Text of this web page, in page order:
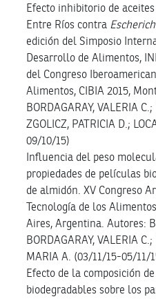
Efecto inhibitorio de
Entre Ríos contra
edición del Simposio
Desarrollo de Alimentos,
del Congreso
Alimentos, CIBIA 2015,
BORDAGARAY, VALERIA
ZGOLICZ, PATRICIA D.;
09/10/15)
Influencia del peso
propiedades de películas
de almidón. XV Congreso
Tecnología de los
Aires, Argentina. Autores:
BORDAGARAY, VALERIA
MARIA A. (03/11/15-05/11/
Efecto de la composición
biodegradables sobre los